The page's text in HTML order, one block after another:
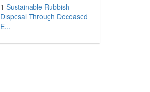
1 Sustainable Rubbish
Disposal Through Deceased
E...